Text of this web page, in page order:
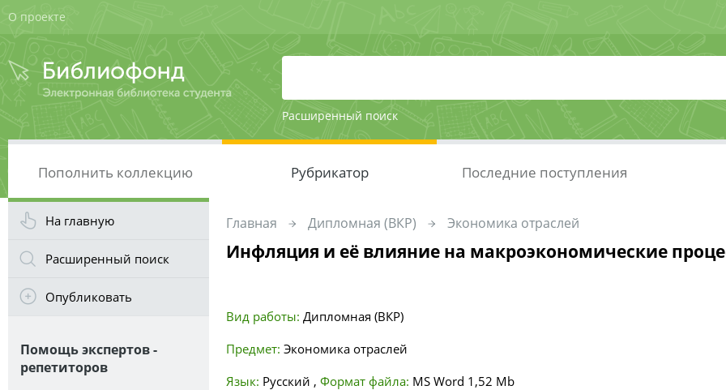
О проекте
Расширенный поиск
Пополнить коллекцию Рубрикатор Последние поступления
На главную
Расширенный поиск
Опубликовать
Помощь экспертов -
репетиторов
Главная Дипломная (ВКР) Экономика отраслей
Инфляция и её влияние на макроэкономические
Вид работы: Дипломная (ВКР)
Предмет: Экономика отраслей
Язык: Русский , Формат файла: MS Word 1,52 Mb